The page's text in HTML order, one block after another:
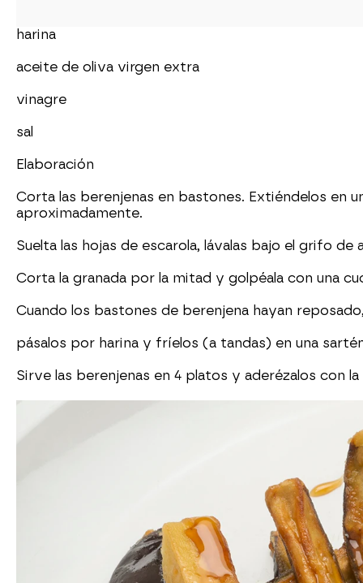
harina
aceite de oliva virgen extra
vinagre
sal
Elaboración
Corta las berenjenas en bastones. Extiéndelos en
aproximadamente.
Suelta las hojas de escarola, lávalas bajo el grifo
Corta la granada por la mitad y golpéala con una
Cuando los bastones de berenjena hayan
pásalos por harina y fríelos (a tandas) en una
Sirve las berenjenas en 4 platos y aderézalos con